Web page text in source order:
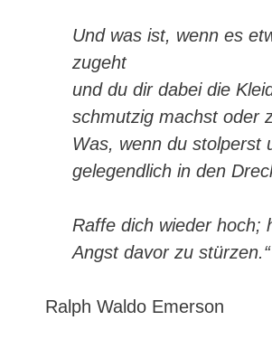
Und was ist, wenn es
zugeht
und du dir dabei die
schmutzig machst oder
Was, wenn du stolperst
gelegendlich in den
Raffe dich wieder hoch;
Angst davor zu stürzen.“
Ralph Waldo Emerson